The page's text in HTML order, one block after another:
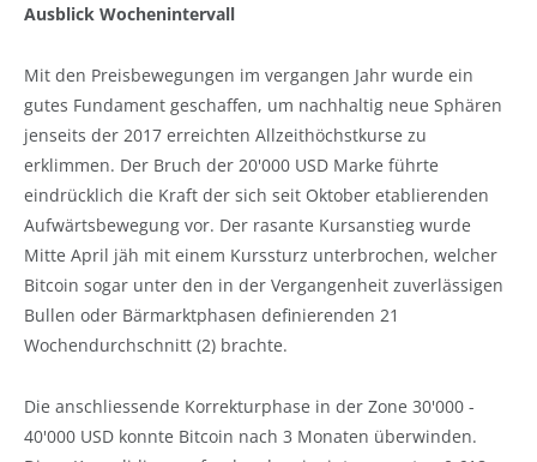
Ausblick Wochenintervall
Mit den Preisbewegungen im vergangen Jahr wurde ein
gutes Fundament geschaffen, um nachhaltig neue Sphären
jenseits der 2017 erreichten Allzeithöchstkurse zu
erklimmen. Der Bruch der 20'000 USD Marke führte
eindrücklich die Kraft der sich seit Oktober etablierenden
Aufwärtsbewegung vor. Der rasante Kursanstieg wurde
Mitte April jäh mit einem Kurssturz unterbrochen, welcher
Bitcoin sogar unter den in der Vergangenheit zuverlässigen
Bullen oder Bärmarktphasen definierenden 21
Wochendurchschnitt (2) brachte.
Die anschliessende Korrekturphase in der Zone 30'000 -
40'000 USD konnte Bitcoin nach 3 Monaten überwinden.